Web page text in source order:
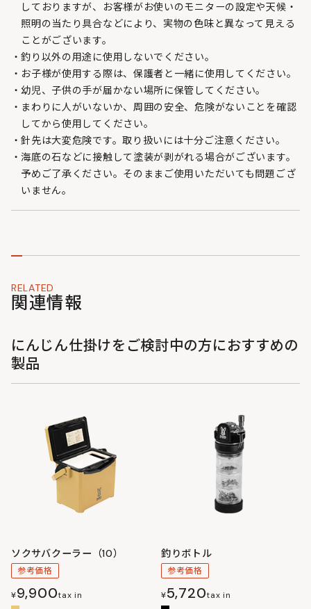
しておりますが、お客様がお使いのモニターの設定や天候・
照明の当たり具合などにより、実物の色味と異なって見える
ことがございます。
釣り以外の用途に使用しないでください。
お子様が使用する際は、保護者と一緒に使用してください。
幼児、子供の手が届かない場所に保管してください。
まわりに人がいないか、周囲の安全、危険がないことを確認
してから使用してください。
針先は大変危険です。取り扱いには十分ご注意ください。
海底の石などに接触して塗装が剥がれる場合がございます。
予めご了承ください。そのままご使用いただいても問題ござ
いません。
RELATED
関連情報
にんじん仕掛けをご検討中の方におすすめの
製品
ソクサバクーラー（10）
参考価格
¥9,900tax in
釣りボトル
参考価格
¥5,720tax in